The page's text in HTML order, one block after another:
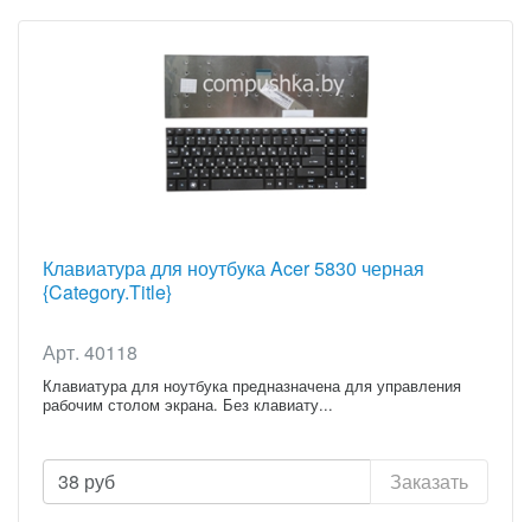
Клавиатура для ноутбука Acer 5830 черная
{Category.Title}
Арт. 40118
Клавиатура для ноутбука предназначена для управления
рабочим столом экрана. Без клавиату...
38 руб Заказать